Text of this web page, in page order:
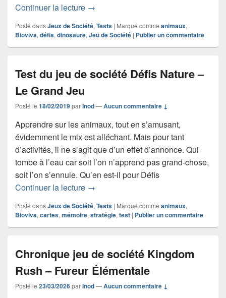
Continuer la lecture Test du jeu de société Défis Nature –
→
Posté dansJeux de Société, Tests | Marqué comme animaux,
Bioviva, défis, dinosaure, Jeu de Société | Publier un commentaire
Test du jeu de société Défis Nature –
Le Grand Jeu
Posté le 18/02/2019parInod—Aucun commentaire ↓
Apprendre sur les animaux, tout en s’amusant,
évidemment le mix est alléchant. Mais pour tant
d’activités, il ne s’agit que d’un effet d’annonce. Qui
tombe à l’eau car soit l’on n’apprend pas grand-chose,
soit l’on s’ennuie. Qu’en est-il pour Défis
Continuer la lecture Test du jeu de société Défis Nature –
→
Posté dansJeux de Société, Tests | Marqué comme animaux,
Bioviva, cartes, mémoire, stratégie, test | Publier un commentaire
Chronique jeu de société Kingdom
Rush – Fureur Élémentale
Posté le 23/03/2026parInod—Aucun commentaire ↓